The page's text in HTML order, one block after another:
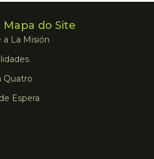
Mapa do Site
a La Misión
Quatro
Espera